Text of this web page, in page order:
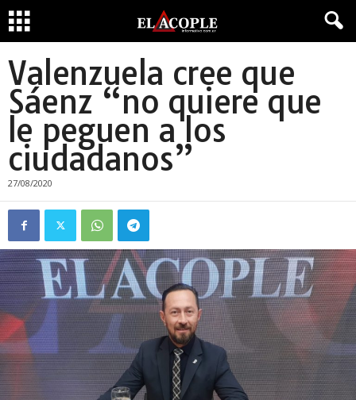
Valenzuela cree que
Sáenz “no quiere que
le peguen a los
ciudadanos”
27/08/2020